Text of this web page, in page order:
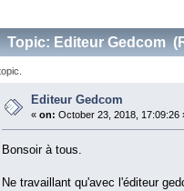
Topic: Editeur Gedcom
Editeur Gedcom
«on: October 23, 2018, 17:09:26
Bonsoir à tous.
Ne travaillant qu'avec l'éditeur